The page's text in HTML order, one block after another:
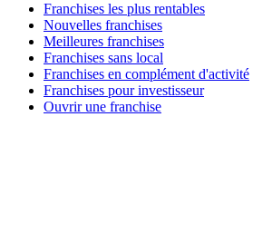
Franchises les plus rentables
Nouvelles franchises
Meilleures franchises
Franchises sans local
Franchises en complément d'activité
Franchises pour investisseur
Ouvrir une franchise